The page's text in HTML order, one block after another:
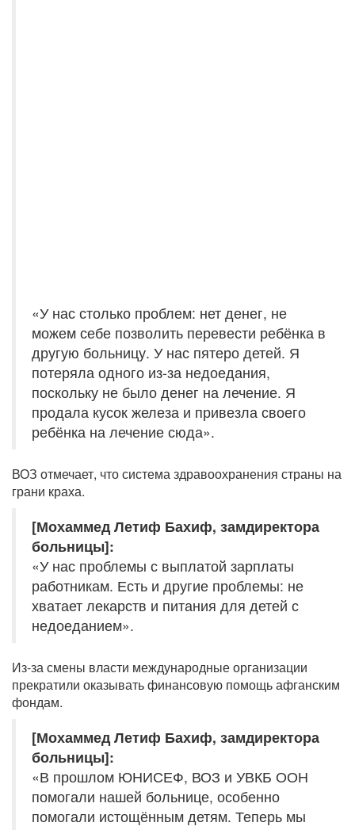
«У нас столько проблем: нет денег, не
можем себе позволить перевести ребёнка в
другую больницу. У нас пятеро детей. Я
потеряла одного из-за недоедания,
поскольку не было денег на лечение. Я
продала кусок железа и привезла своего
ребёнка на лечение сюда».
ВОЗ отмечает, что система здравоохранения страны на
грани краха.
[Мохаммед Летиф Бахиф, замдиректора
больницы]:
«У нас проблемы с выплатой зарплаты
работникам. Есть и другие проблемы: не
хватает лекарств и питания для детей с
недоеданием».
Из-за смены власти международные организации
прекратили оказывать финансовую помощь афганским
фондам.
[Мохаммед Летиф Бахиф, замдиректора
больницы]:
«В прошлом ЮНИСЕФ, ВОЗ и УВКБ ООН
помогали нашей больнице, особенно
помогали истощённым детям. Теперь мы